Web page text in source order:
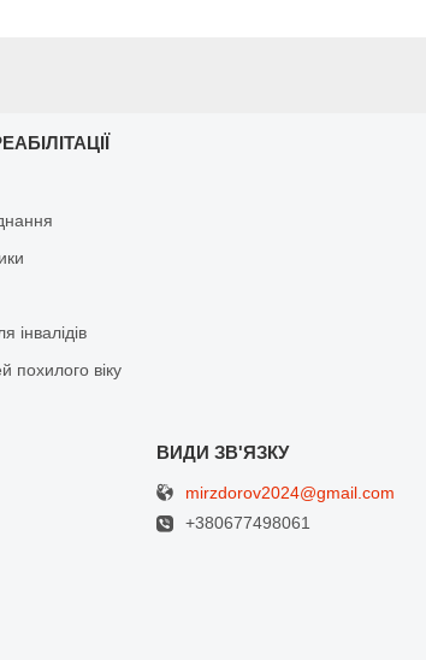
інвалідів
похилого віку
mirzdorov2024@gmail.com
+380677498061